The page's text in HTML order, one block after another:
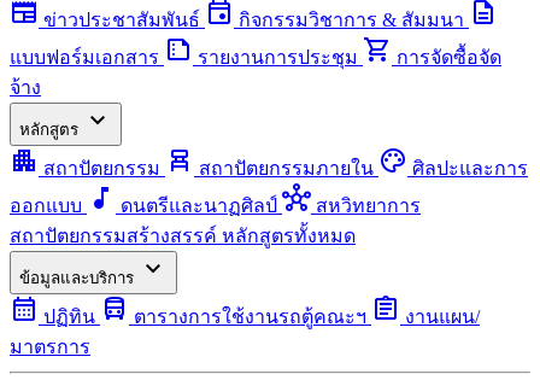
newspaper ข่าวประชาสัมพันธ์ event กิจกรรมวิชาการ & สัมมนา description
แบบฟอร์มเอกสาร summarize รายงานการประชุม shopping_cart การจัดซื้อจัด
จ้าง
หลักสูตร
expand_more
apartment สถาปัตยกรรม chair_alt สถาปัตยกรรมภายใน palette ศิลปะและการ
ออกแบบ
music_note ดนตรีและนาฏศิลป์ hub สหวิทยาการ
สถาปัตยกรรมสร้างสรรค์ หลักสูตรทั้งหมด
ข้อมูลและบริการ
expand_more
calendar_month ปฏิทิน directions_bus ตารางการใช้งานรถตู้คณะฯ assignment งานแผน/
มาตรการ